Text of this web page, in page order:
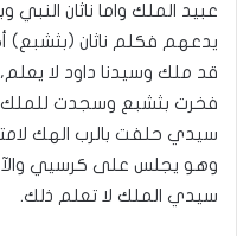
عبيد الملك واما ناثان النبي
يدعهم فكلم ناثان (بثشبع)
قد ملك وسيدنا داود لا
فخرت بثشبع وسجدت للملك
سيدي حلفت بالرب الهك
وهو يجلس على كرسيي والآن
سيدي الملك لا تعلم ذلك.